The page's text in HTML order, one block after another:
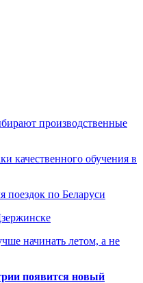
производственные
качественного обучения в
поездок по Беларуси
начинать летом, а не
появится новый